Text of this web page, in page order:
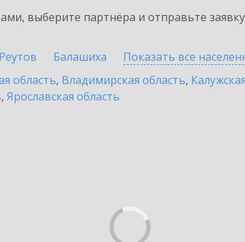
выберите партнёра и отправьте
Реутов Балашиха Показать все
область, Владимирская область,
, Ярославская область